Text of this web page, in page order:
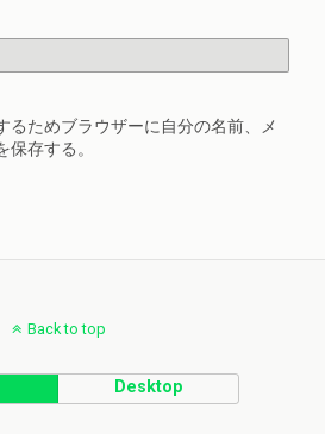
るためブラウザーに自分の名前、メ
存する。
Back to top
Desktop